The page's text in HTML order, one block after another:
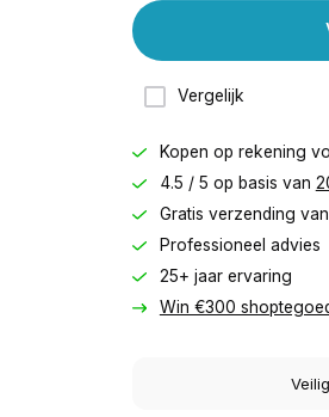
Vergelijk
Kopen op rekening
4.5 / 5 op basis van
Gratis verzending
Professioneel advies
25+ jaar ervaring
Win €300